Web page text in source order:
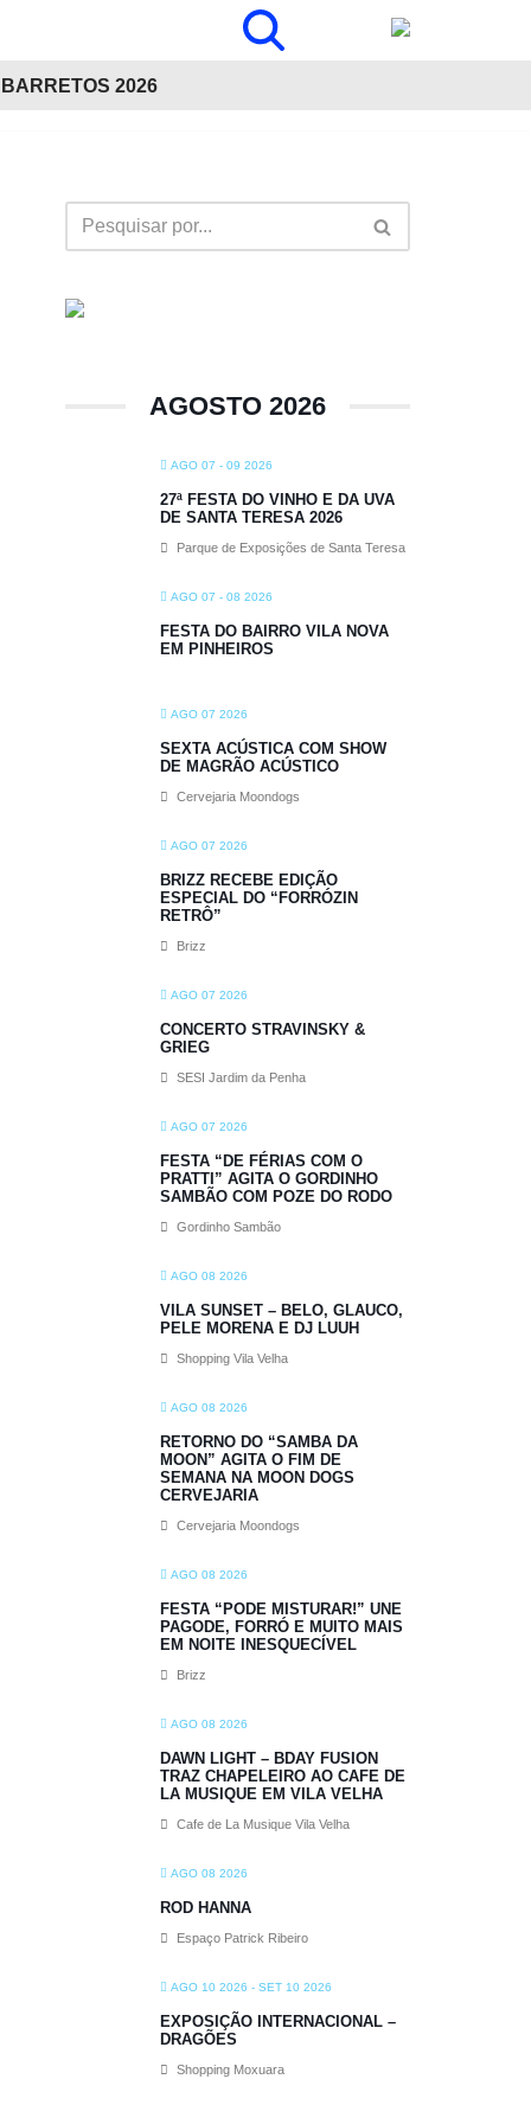
BARRETOS 2026
AGOSTO 2026
AGO 07 - 09 2026
27ª FESTA DO VINHO E DA UVA
DE SANTA TERESA 2026
Parque de Exposições de Santa Teresa
AGO 07 - 08 2026
FESTA DO BAIRRO VILA NOVA
EM PINHEIROS
AGO 07 2026
SEXTA ACÚSTICA COM SHOW
DE MAGRÃO ACÚSTICO
Cervejaria Moondogs
AGO 07 2026
BRIZZ RECEBE EDIÇÃO
ESPECIAL DO “FORRÓZIN
RETRÔ”
Brizz
AGO 07 2026
CONCERTO STRAVINSKY &
GRIEG
SESI Jardim da Penha
AGO 07 2026
FESTA “DE FÉRIAS COM O
PRATTI” AGITA O GORDINHO
SAMBÃO COM POZE DO RODO
Gordinho Sambão
AGO 08 2026
VILA SUNSET – BELO, GLAUCO,
PELE MORENA E DJ LUUH
Shopping Vila Velha
AGO 08 2026
RETORNO DO “SAMBA DA
MOON” AGITA O FIM DE
SEMANA NA MOON DOGS
CERVEJARIA
Cervejaria Moondogs
AGO 08 2026
FESTA “PODE MISTURAR!” UNE
PAGODE, FORRÓ E MUITO MAIS
EM NOITE INESQUECÍVEL
Brizz
AGO 08 2026
DAWN LIGHT – BDAY FUSION
TRAZ CHAPELEIRO AO CAFE DE
LA MUSIQUE EM VILA VELHA
Cafe de La Musique Vila Velha
AGO 08 2026
ROD HANNA
Espaço Patrick Ribeiro
AGO 10 2026 - SET 10 2026
EXPOSIÇÃO INTERNACIONAL –
DRAGÕES
Shopping Moxuara